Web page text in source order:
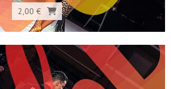
2,00 €